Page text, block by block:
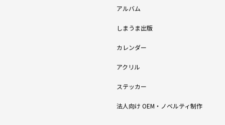
アルバム
しまうま出版
カレンダー
アクリル
ステッカー
法人向け OEM・ノベルティ制作